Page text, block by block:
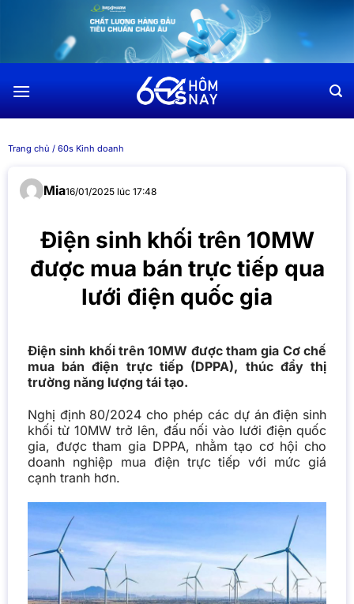
dung
Trang chủ / 60s Kinh doanh
Mia16/01/2025 lúc 17:48
Điện sinh khối trên 10MW
được mua bán trực tiếp qua
lưới điện quốc gia
Điện sinh khối trên 10MW được tham gia Cơ chế
mua bán điện trực tiếp (DPPA), thúc đẩy thị
trường năng lượng tái tạo.
Nghị định 80/2024 cho phép các dự án điện sinh
khối từ 10MW trở lên, đấu nối vào lưới điện quốc
gia, được tham gia DPPA, nhằm tạo cơ hội cho
doanh nghiệp mua điện trực tiếp với mức giá
cạnh tranh hơn.